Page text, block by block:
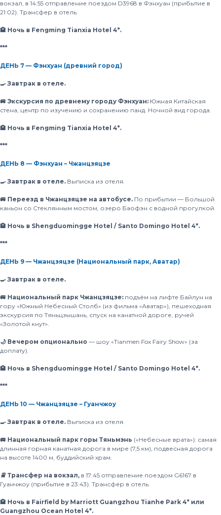
вокзал, в 14:55 отправление поездом D3968 в Фэнхуан (прибытие в
21:02). Трансфер в отель.
🏨 Ночь в Fengming Tianxia Hotel 4*.
***
ДЕНЬ 7 — Фэнхуан (древний город)
🍳 Завтрак в отеле.
🚐 Экскурсия по древнему городу Фэнхуан: Южная Китайская
стена, центр по изучению и сохранению панд. Ночной вид города.
🏨 Ночь в Fengming Tianxia Hotel 4*.
***
ДЕНЬ 8 — Фэнхуан – Чжанцзяцзе
🍳 Завтрак в отеле. Выписка из отеля.
🚐 Переезд в Чжанцзяцзе на автобусе. По прибытии — Большой
каньон со Стеклянным мостом, озеро Баофэн с водной прогулкой.
🏨 Ночь в Shengduomingge Hotel / Santo Domingo Hotel 4*.
***
ДЕНЬ 9 — Чжанцзяцзе (Национальный парк, Аватар)
🍳 Завтрак в отеле.
🚐 Национальный парк Чжанцзяцзе: подъём на лифте Байлун на
гору «Южный Небесный Столб» (из фильма «Аватар»), пешеходная
экскурсия по Тяньцзышань, спуск на канатной дороге, ручей
«Золотой кнут».
🌙 Вечером опционально — шоу «Tianmen Fox Fairy Show» (за
доплату).
🏨 Ночь в Shengduomingge Hotel / Santo Domingo Hotel 4*.
***
ДЕНЬ 10 — Чжанцзяцзе – Гуанчжоу
🍳 Завтрак в отеле. Выписка из отеля.
🚐 Национальный парк горы Тяньмэнь («Небесные врата»): самая
длинная горная канатная дорога в мире (7,5 км), подвесная дорога
на высоте 1400 м, буддийский храм.
🚆 Трансфер на вокзал, в 17:45 отправление поездом G6167 в
Гуанчжоу (прибытие в 23:43). Трансфер в отель.
🏨 Ночь в Fairfield by Marriott Guangzhou Tianhe Park 4* или
Guangzhou Ocean Hotel 4*.